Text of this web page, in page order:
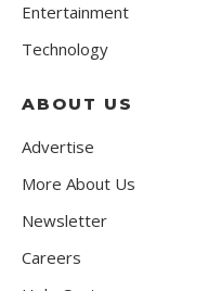
Entertainment
Technology
ABOUT US
Advertise
More About Us
Newsletter
Careers